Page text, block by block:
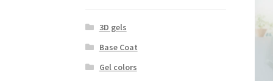
3D gels
Base Coat
Gel colors